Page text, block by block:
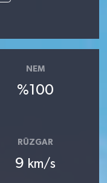
NEM
%100
RÜZGAR
9 km/s